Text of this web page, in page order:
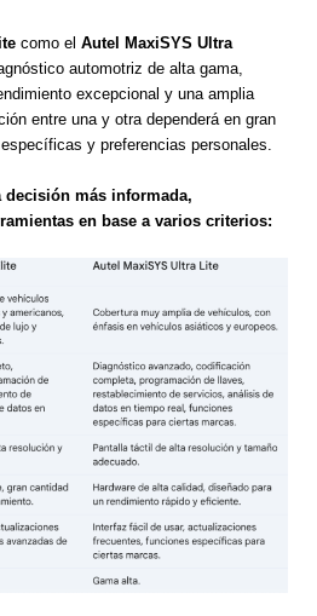
como el Autel MaxiSYS Ultra
automotriz de alta gama,
excepcional y una amplia
entre una y otra dependerá en gran
y preferencias personales.
decisión más informada,
en base a varios criterios: